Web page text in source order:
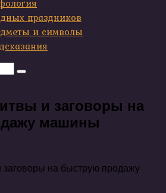
праздников
и символы
и заговоры на
машины